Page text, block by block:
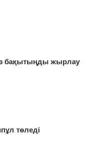
бақытыңды жырлау
төледі